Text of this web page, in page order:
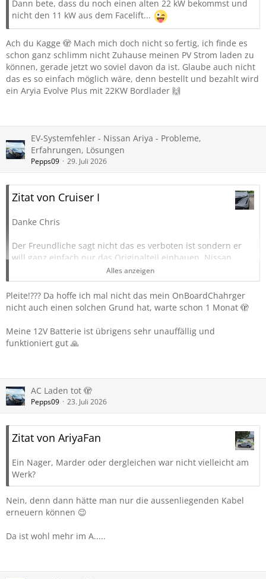
Dann bete, dass du noch einen alten 22 kW bekommst und
nicht den 11 kW aus dem Facelift...
Ach du Kagge 🫣 Mach mich doch nicht so fertig, ich finde es
schon ganz schlimm nicht Zuhause meinen PV Strom laden zu
können, gerade jetzt wo soviel davon da ist. Glaube auch nicht
das es so einfach möglich wäre, denn bestellt und bezahlt wird
ein Aryia Evolve Plus mit 22KW Bordlader 🙌
EV-Systemfehler - Nissan Ariya - Probleme,
Erfahrungen, Lösungen
Pepps09 29. Juli 2026
Zitat von Cruiser I
Danke Chris
Der Freundliche sagt nicht das es verboten ist sondern er
will ganz einfach nur das Originalteil einbauen. Nissan
Deutschland sagt, ihr Batterielieferant ist Pleite und sie
haben Lieferschwirigkeiten.
Morgen wird noch mal telefoniert, ggf kaufe ich eine und
Nissan soll sie einbauen, die Batterie werde ich dann in
Das Telefonat wird lustig.
Ich werde berichten.
Alles anzeigen
Pleite!??? Da hoffe ich mal nicht das mein OnBoardChahrger
nicht auch einen solchen Grund hat, warte schon 1 Monat 🫣
Meine 12V Batterie ist übrigens sehr unauffällig und
funktioniert gut 🙏
AC Laden tot 🫣
Pepps09 23. Juli 2026
Zitat von AriyaFan
Ein Nager, Marder oder dergleichen war nicht vielleicht am
Werk?
Nein, denn dann hätte man nur die aussenliegenden Kabel
erneuern können 😉
Da ist wohl mehr im A.....